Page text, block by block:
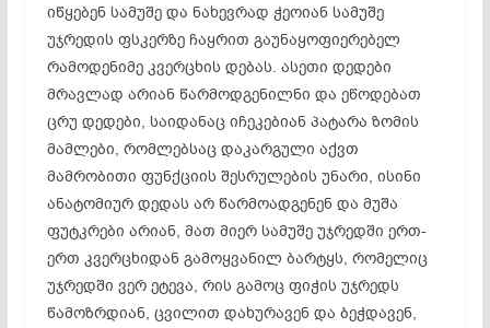
იწყებენ სამუშედა ნახევრად ჭეოიან სამუშე
უჯრედის ფსკერზე ჩაყრით გაუნაყოფიერებელ
რამოდენიმე კვერცხის დებას. ასეთი დედები
მრავლად არიან წარმოდგენილნი და ეწოდებათ
ცრუ დედები, საიდანაც იჩეკებიან პატარა ზომის
მამლები, რომლებსაც დაკარგული აქვთ
მამრობითი ფუნქციის შესრულების უნარი, ისინი
ანატომიურ დედას არ წარმოადგენენ და მუშა
ფუტკრები არიან, მათ მიერ სამუშეუჯრედში ერთ-
ერთ კვერცხიდან გამოყვანილ ბარტყს, რომელიც
უჯრედში ვერ ეტევა, რის გამოც ფიჭის უჯრედს
წამოზრდიან, ცვილით დახურავენ და ბეჭდავენ,